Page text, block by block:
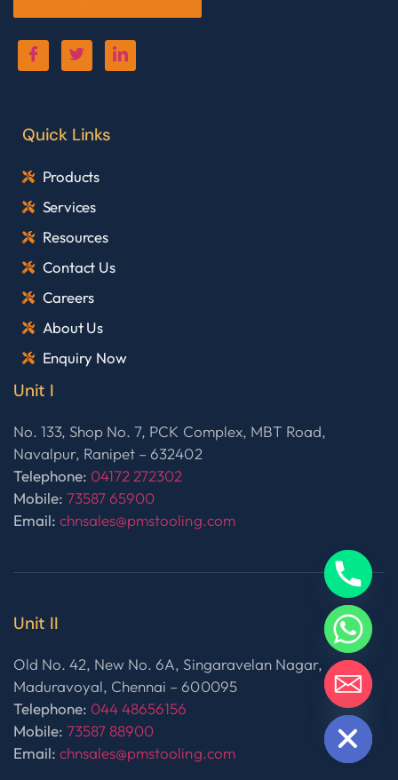
Quick Links
Products
Services
Resources
Contact Us
Careers
About Us
Enquiry Now
Unit I
No. 133, Shop No. 7, PCK Complex, MBT Road,
Navalpur, Ranipet – 632402
Telephone: 04172 272302
Mobile: 73587 65900
Email:chnsales@pmstooling.com
Unit II
Old No. 42, New No. 6A, Singaravelan Nagar,
Maduravoyal, Chennai – 600095
Telephone: 044 48656156
Mobile: 73587 88900
Email: chnsales@pmstooling.com
HIDE CHATY